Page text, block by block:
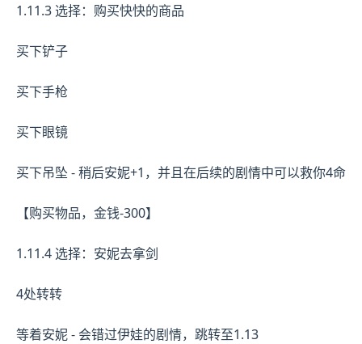
1.11.3 选择：购买快快的商品
买下铲子
买下手枪
买下眼镜
买下吊坠 - 稍后安妮+1，并且在后续的剧情中可以救你4命
【购买物品，金钱-300】
1.11.4 选择：安妮去拿剑
4处转转
等着安妮 - 会错过伊娃的剧情，跳转至1.13